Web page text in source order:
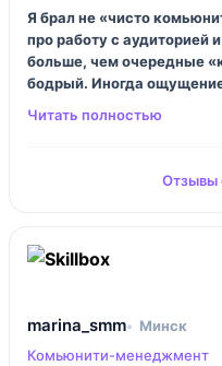
Я брал не «чисто
про работу с аудиторией
больше, чем очередные
бодрый. Иногда
домашки хвостом… но так
Отзывы
marina_smm
Минск
Комьюнити-менеджмент